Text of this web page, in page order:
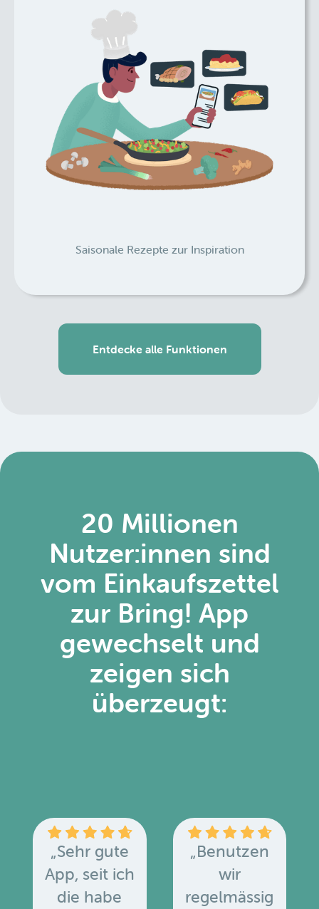
Saisonale Rezepte zur Inspiration
Entdecke alle Funktionen
20 Millionen
Nutzer:innen sind
vom Einkaufszettel
zur Bring! App
gewechselt und
zeigen sich
überzeugt:
„Sehr gute
App, seit ich
die habe
„Benutzen
wir
regelmässig